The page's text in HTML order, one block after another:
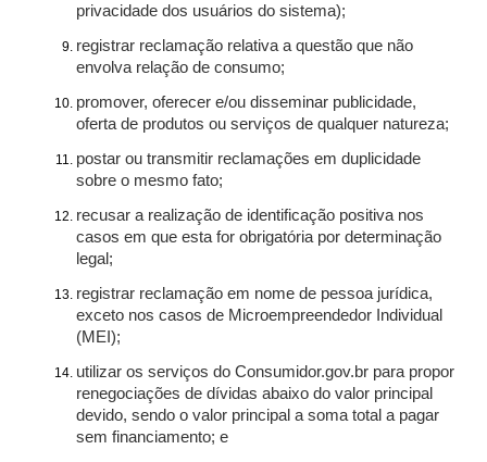
privacidade dos usuários do sistema);
registrar reclamação relativa a questão que não
envolva relação de consumo;
promover, oferecer e/ou disseminar publicidade,
oferta de produtos ou serviços de qualquer natureza;
postar ou transmitir reclamações em duplicidade
sobre o mesmo fato;
recusar a realização de identificação positiva nos
casos em que esta for obrigatória por determinação
legal;
registrar reclamação em nome de pessoa jurídica,
exceto nos casos de Microempreendedor Individual
(MEI);
utilizar os serviços do Consumidor.gov.br para propor
renegociações de dívidas abaixo do valor principal
devido, sendo o valor principal a soma total a pagar
sem financiamento; e